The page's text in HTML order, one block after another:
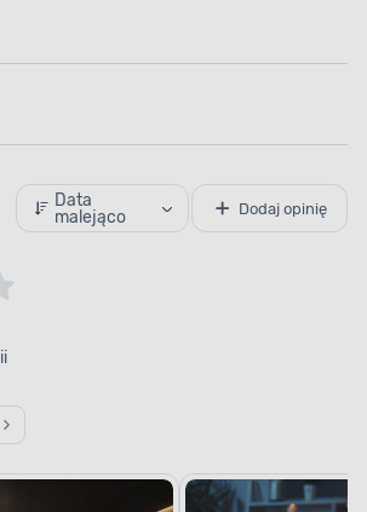
Data
malejąco
Dodaj opinię